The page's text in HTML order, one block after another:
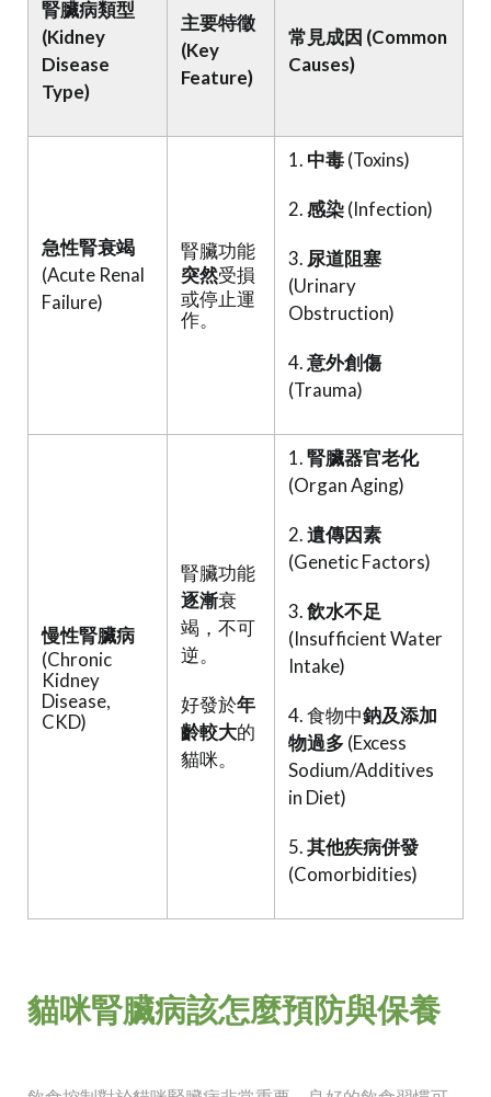
腎臟病類型
(Kidney
Disease
Type)
主要特徵
(Key
Feature)
常見成因 (Common
Causes)
急性腎衰竭
(Acute Renal
Failure)
腎臟功能
突然受損
或停止運
作。
1. 中毒(Toxins)
2.感染(Infection)
3. 尿道阻塞
(Urinary
Obstruction)
4.意外創傷
(Trauma)
慢性腎臟病
(Chronic
Kidney
Disease,
CKD)
腎臟功能
逐漸衰
竭，不可
逆。
好發於年
齡較大的
貓咪。
1.腎臟器官老化
(Organ Aging)
2.遺傳因素
(Genetic Factors)
3.飲水不足
(Insufficient Water
Intake)
4. 食物中鈉及添加
物過多 (Excess
Sodium/Additives
in Diet)
5.其他疾病併發
(Comorbidities)
貓咪腎臟病該怎麼預防與保養